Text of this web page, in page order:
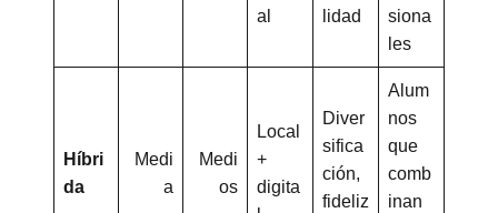
al
lidad
siona
les
Híbri
da
Medi
a
Medi
os
Local
+
digita
Diver
sifica
ción,
fideliz
Alum
nos
que
comb
inan